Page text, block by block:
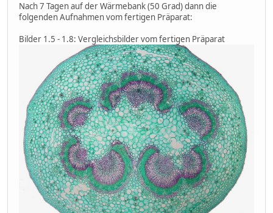
Nach 7 Tagen auf der Wärmebank (50 Grad) dann die
folgenden Aufnahmen vom fertigen Präparat:
Bilder 1.5 - 1.8: Vergleichsbilder vom fertigen Präparat